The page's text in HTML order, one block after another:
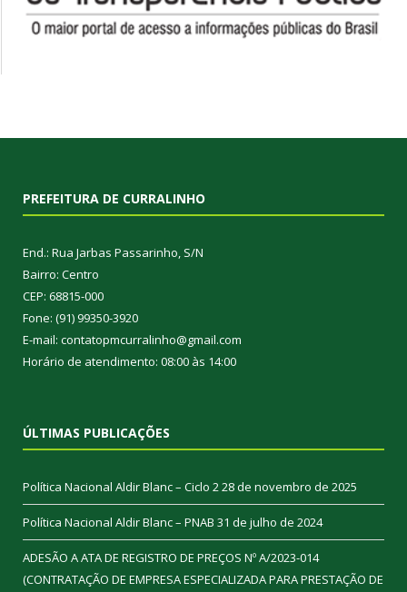
PREFEITURA DE CURRALINHO
End.: Rua Jarbas Passarinho, S/N
Bairro: Centro
CEP: 68815-000
Fone: (91) 99350-3920
E-mail: contatopmcurralinho@gmail.com
Horário de atendimento: 08:00 às 14:00
ÚLTIMAS PUBLICAÇÕES
Política Nacional Aldir Blanc – Ciclo 228 de novembro de 2025
Política Nacional Aldir Blanc – PNAB 31 de julho de 2024
ADESÃO A ATA DE REGISTRO DE PREÇOS Nº A/2023-014
(CONTRATAÇÃO DE EMPRESA ESPECIALIZADA PARA PRESTAÇÃO DE